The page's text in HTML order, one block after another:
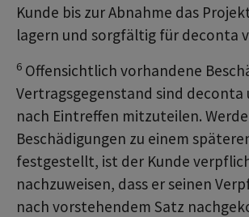
Kunde bis zur Abnahme das
lagern und sorgfältig für deconta
6 Offensichtlich vorhandene
Vertragsgegenstand sind deconta
nach Eintreffen mitzuteilen.
Beschädigungen zu einem
festgestellt, ist der Kunde
nachzuweisen, dass er seinen
nach vorstehendem Satz